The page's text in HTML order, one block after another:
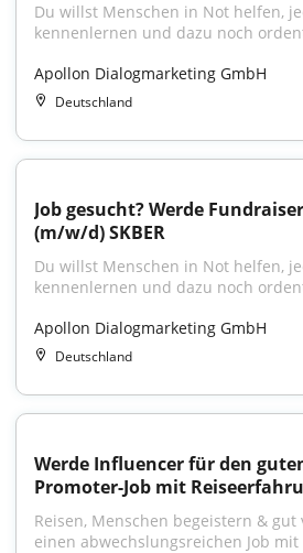
Du willst Menschen in Not helfen,
kennenlernen und dazu noch
Apollon Dialogmarketing GmbH
Deutschland
Job gesucht? Werde
(m/w/d) SKBER
Du willst Menschen in Not helfen,
kennenlernen und dazu noch
Apollon Dialogmarketing GmbH
Deutschland
Werde Influencer für den
Promoter-Job mit
Reisen, Menschen begeistern &
einen abwechslungsreichen Job mit